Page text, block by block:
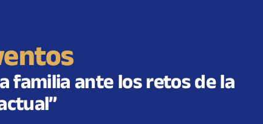
familia ante los retos de la